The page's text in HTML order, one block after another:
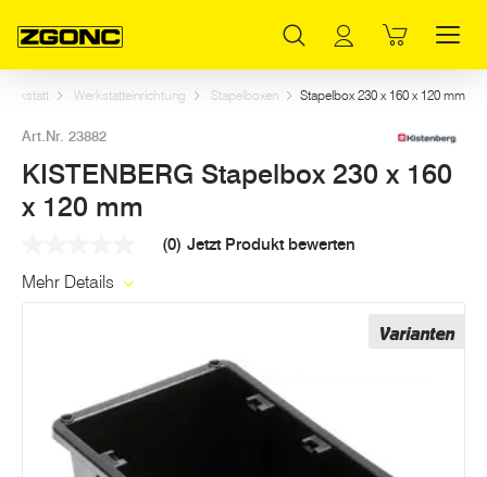
Werkstatteinrichtung Stapelboxen Stapelbox 230 x 160 x 120 mm
Art.Nr. 23882
KISTENBERG Stapelbox 230 x 160
x 120 mm
Link
(0) Jetzt Produkt bewerten
Mehr Details
Varianten